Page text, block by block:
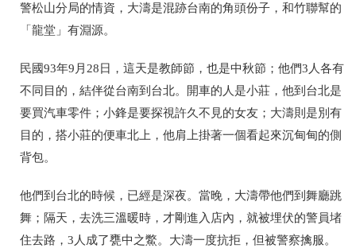
警松山分局的情資，大濤是混跡台南的角頭份子，和竹聯幫的
「龍堂」有淵源。
民國93年9月28日，這天是教師節，也是中秋節；他們3人各有
不同目的，結伴從台南到台北。開車的人是小莊，他到台北是
要買汽車零件；小鋒是要探視許久不見的女友；大濤則是別有
目的，搭小莊的便車北上，他肩上掛著一個看起來沉甸甸的側
背包。
他們到台北的時候，已經是深夜。當晚，大濤帶他們到舞廳跳
舞；隔天，去洗三溫暖時，才剛進入店內，就被埋伏的警員堵
住去路，3人成了甕中之鱉。大濤一度抗拒，但被警察擒服。